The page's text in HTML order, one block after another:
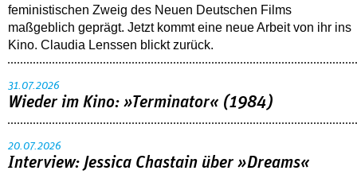
feministischen Zweig des Neuen Deutschen Films
maßgeblich geprägt. Jetzt kommt eine neue Arbeit von ihr ins
Kino. Claudia Lenssen blickt zurück.
31.07.2026
Wieder im Kino: »Terminator« (1984)
20.07.2026
Interview: Jessica Chastain über »Dreams«